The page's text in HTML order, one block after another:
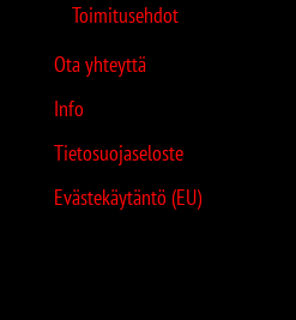
Toimitusehdot
Ota yhteyttä
Info
Tietosuojaseloste
Evästekäytäntö (EU)